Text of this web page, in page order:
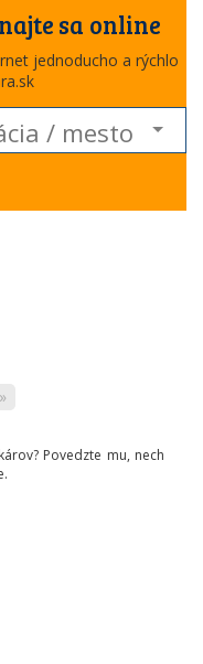
sa online
jednoducho a rýchlo
»
Povedzte mu, nech